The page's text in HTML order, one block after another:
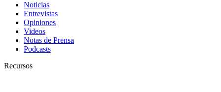
Noticias
Entrevistas
Opiniones
Videos
Notas de Prensa
Podcasts
Recursos